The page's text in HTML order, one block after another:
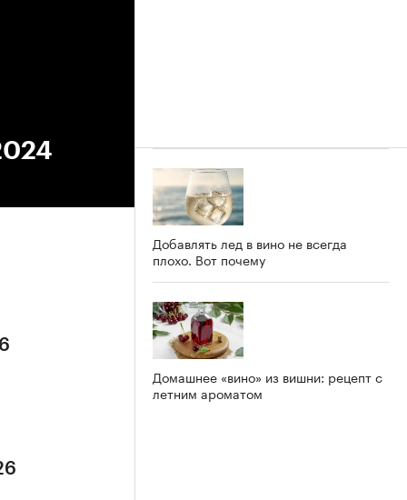
Добавлять лед в вино не всегда
плохо. Вот почему
Домашнее «вино» из вишни: рецепт с
летним ароматом